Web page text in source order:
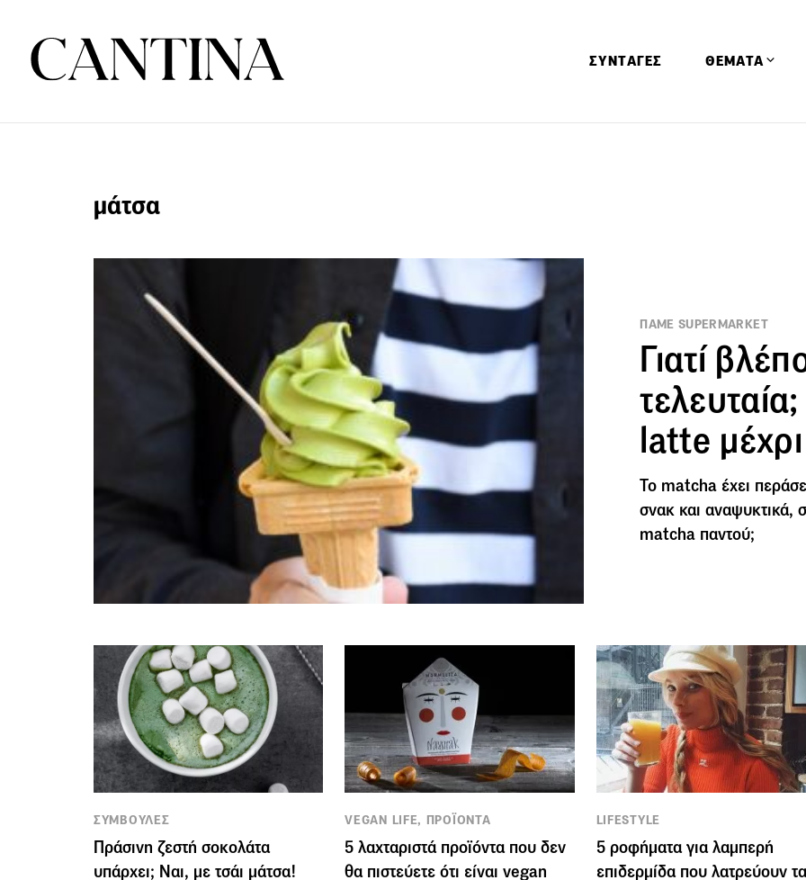
ΣΥΝΤΑΓΕΣ ΘΕΜΑΤΑ
Υγεία &
μάτσα
ΠΑΜΕ SUPERMARKET
Γιατί
latte
Το matcha έχει
σνακ και αναψυκτικά,
matcha παντού;
ΣΥΜΒΟΥΛΕΣ
Πράσινη ζεστή σοκολάτα
υπάρχει; Ναι, με τσάι μάτσα!
VEGAN LIFE, ΠΡΟΪΟΝΤΑ
5 λαχταριστά προϊόντα που δεν
θα πιστεύετε ότι είναι vegan
LIFESTYLE
5 ροφήματα για λαμπερή
επιδερμίδα που λατρεύουν τα